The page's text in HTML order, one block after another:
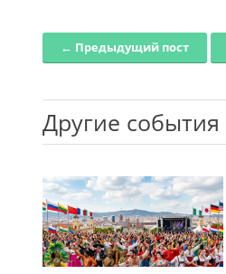
Post navigation
← Предыдущий пост
Другие события